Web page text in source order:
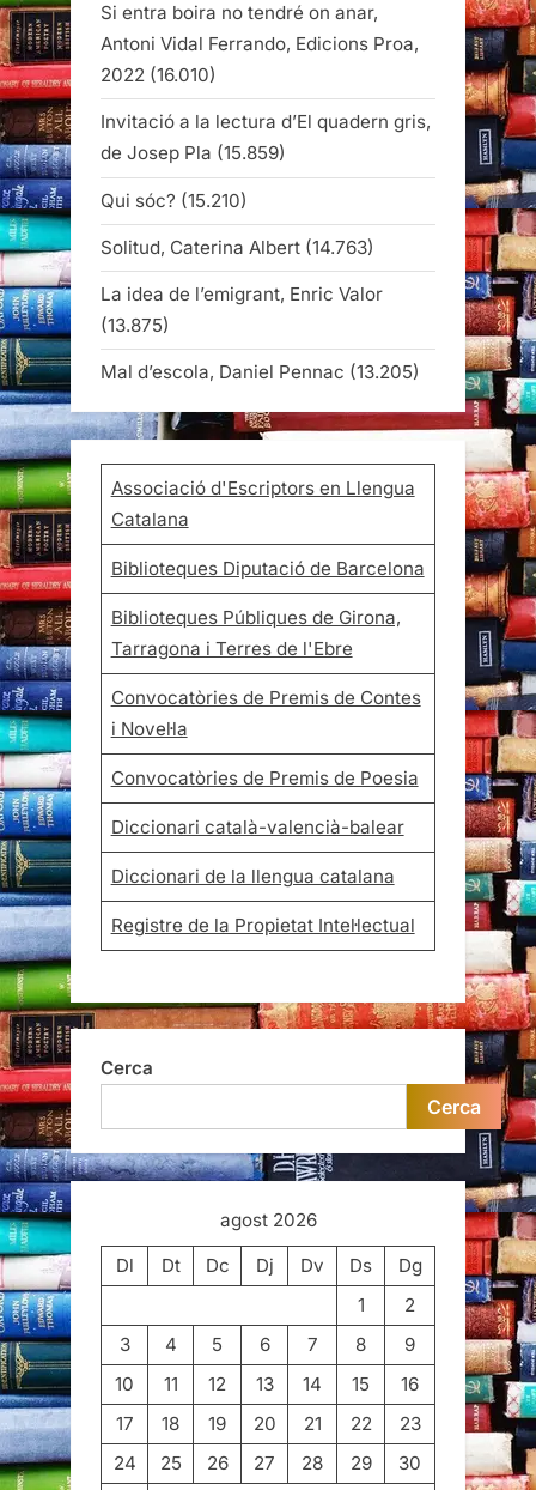
Si entra boira no tendré on anar,
Antoni Vidal Ferrando, Edicions Proa,
2022 (16.010)
Invitació a la lectura d’El quadern gris,
de Josep Pla (15.859)
Qui sóc? (15.210)
Solitud, Caterina Albert (14.763)
La idea de l’emigrant, Enric Valor
(13.875)
Mal d’escola, Daniel Pennac (13.205)
Associació d'Escriptors en Llengua
Catalana
Biblioteques Diputació de Barcelona
Biblioteques Públiques de Girona,
Tarragona i Terres de l'Ebre
Convocatòries de Premis de Contes
i Novel·la
Convocatòries de Premis de Poesia
Diccionari català-valencià-balear
Diccionari de la llengua catalana
Registre de la Propietat Intel·lectual
Cerca
Cerca
agost 2026
Dl
Dt Dc Dj Dv Ds
Dg
1
2
3
4 5 6 7 8
9
10
11 12 13 14 15
16
17
18 19 20 21 22
23
24
25 26 27 28 29 30